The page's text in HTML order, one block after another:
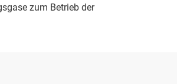
zum Betrieb der